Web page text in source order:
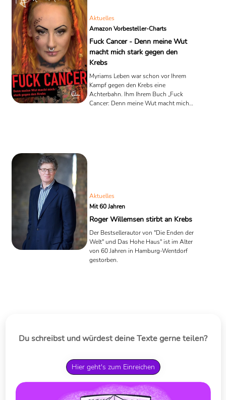
Aktuelles
Amazon Vorbesteller-Charts
Fuck Cancer - Denn meine Wut
macht mich stark gegen den
Krebs
Myriams Leben war schon vor Ihrem
Kampf gegen den Krebs eine
Achterbahn. Ihm Ihrem Buch „Fuck
Cancer: Denn meine Wut macht mich
Vorbesteller-Charts von Amazon gleich
ganz oben auf Platz 8 ...
Aktuelles
Mit 60 Jahren
Roger Willemsen stirbt an Krebs
Der Bestsellerautor von "Die Enden der
Welt" und Das Hohe Haus" ist im Alter
von 60 Jahren in Hamburg-Wentdorf
gestorben.
Du schreibst und würdest deine Texte gerne teilen?
Hier geht's zum Einreichen